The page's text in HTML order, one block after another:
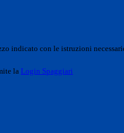
indicato con le istruzioni
la Login Spaggiari